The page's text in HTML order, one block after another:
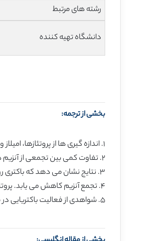
رشته های مرتبط
دانشگاه تهیه کننده
بخشی از ترجمه:
١. اندازه گیری ها از پروتئازها، امیلاز و لیپاز و از پانکراس ها و از همانندی محتوای روده ای، caecal و محتوای روده بزرگ از موش های نطفه آزاد و قراردادی ساخته شده است.
٢. تفاوت کمی بین تجمعی از آنزیم ها در موش های نطفه آزاد و قراردادی یافت می شود.
٣. نتایج نشان می دهد که باکتری روده ای تنها یک بخش کوچکی در تشخیص قسمتی از آنزیم های پانکراسی در محتواهایی از روده، caecum و روده بزرگ است.
۴. تجمع آنزیم کاهش می یابد. پروتئازها، بیشتر مقاوم و ثابت بودند و امیلاز حداقل ثبات را داشت، دوام لیپاز در حد وسط بود یعنی مابین آنچه که پروتئاز و امیلاز بود.
۵. شواهدی از فعالیت باکتریایی در محتوای caecal از موش های قراردادی در درصد بزرگتری از نیتروژن پروتئین دار و در درصد پایین تری از نیتروژن بدون پروتئین دیده شده است.